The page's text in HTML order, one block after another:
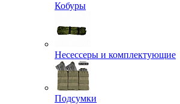
Кобуры
Несессеры и комплектующие
Подсумки